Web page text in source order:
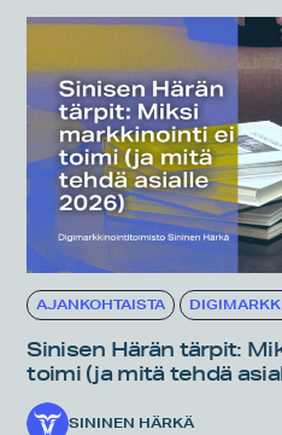
AJANKOHTAISTA
Sinisen Härän tärpit:
toimi (ja mitä tehdä
SININEN HÄRKÄ